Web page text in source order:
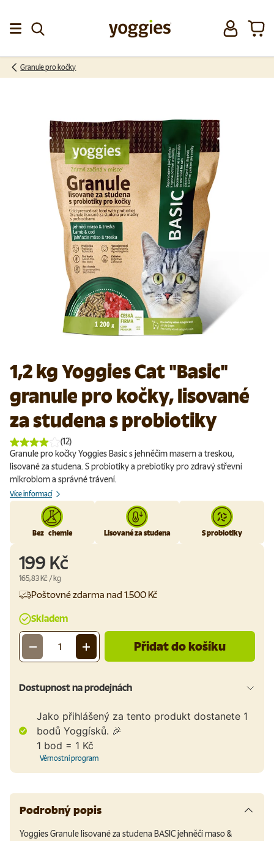
Přeskočit na obsah
Přihlásit se
Granule pro kočky
1,2 kg Yoggies Cat "Basic"
granule pro kočky, lisované
za studena s probiotiky
(12)
Granule pro kočky Yoggies Basic s jehněčím masem a treskou,
lisované za studena. S probiotiky a prebiotiky pro zdravý střevní
mikrobiom a správné trávení.
Více informací
Bez chemie Lisované za studena S probiotiky
199 Kč
Cena za jednotku
165,83 Kč /kg
Poštovné zdarma nad 1.500 Kč
Skladem
Množství
- + Přidat do košíku
Dostupnost na prodejnách
Jako přihlášený za tento produkt dostanete 1
bodů Yoggísků. 🎉
1 bod = 1 Kč
Věrnostní program
Podrobný popis
Yoggies Granule lisované za studena BASIC jehněčí maso &